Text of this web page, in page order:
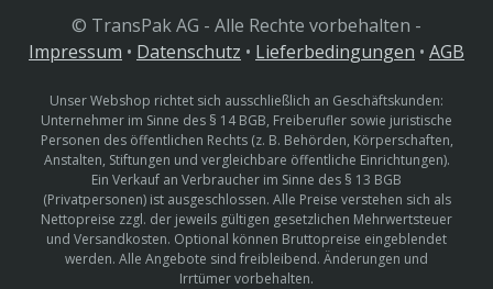
© TransPak AG - Alle Rechte vorbehalten -
Impressum • Datenschutz • Lieferbedingungen • AGB
Unser Webshop richtet sich ausschließlich an Geschäftskunden:
Unternehmer im Sinne des § 14 BGB, Freiberufler sowie juristische
Personen des öffentlichen Rechts (z. B. Behörden, Körperschaften,
Anstalten, Stiftungen und vergleichbare öffentliche Einrichtungen).
Ein Verkauf an Verbraucher im Sinne des § 13 BGB
(Privatpersonen) ist ausgeschlossen. Alle Preise verstehen sich als
Nettopreise zzgl. der jeweils gültigen gesetzlichen Mehrwertsteuer
und Versandkosten. Optional können Bruttopreise eingeblendet
werden. Alle Angebote sind freibleibend. Änderungen und
Irrtümer vorbehalten.